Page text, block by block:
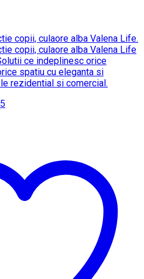
copii, culaore alba Valena Life.
copii, culaore alba Valena Life
ce indeplinesc orice
spatiu cu eleganta si
rezidential si comercial.